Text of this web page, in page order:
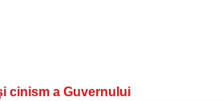
cinism a Guvernului